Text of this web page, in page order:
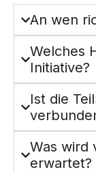
An wen
Welches
Initiative?
Ist die
Was wird
erwartet?